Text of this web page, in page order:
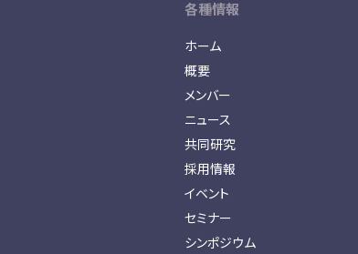
各種情報
ホーム
概要
メンバー
ニュース
共同研究
採用情報
イベント
セミナー
シンポジウム